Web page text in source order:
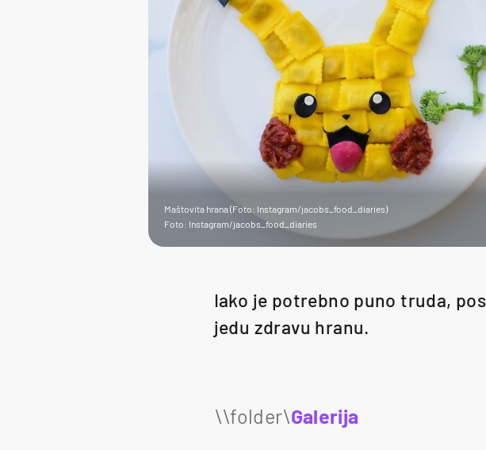
Maštovita hrana (Foto: Instagram/jacobs_food_diaries)
Foto: Instagram/jacobs_food_diaries
Iako je potrebno puno truda,
jedu zdravu hranu.
Galerija